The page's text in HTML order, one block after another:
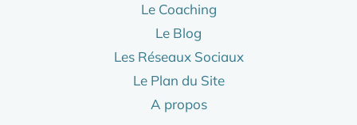
Le Coaching
Le Blog
Les Réseaux Sociaux
Le Plan du Site
A propos